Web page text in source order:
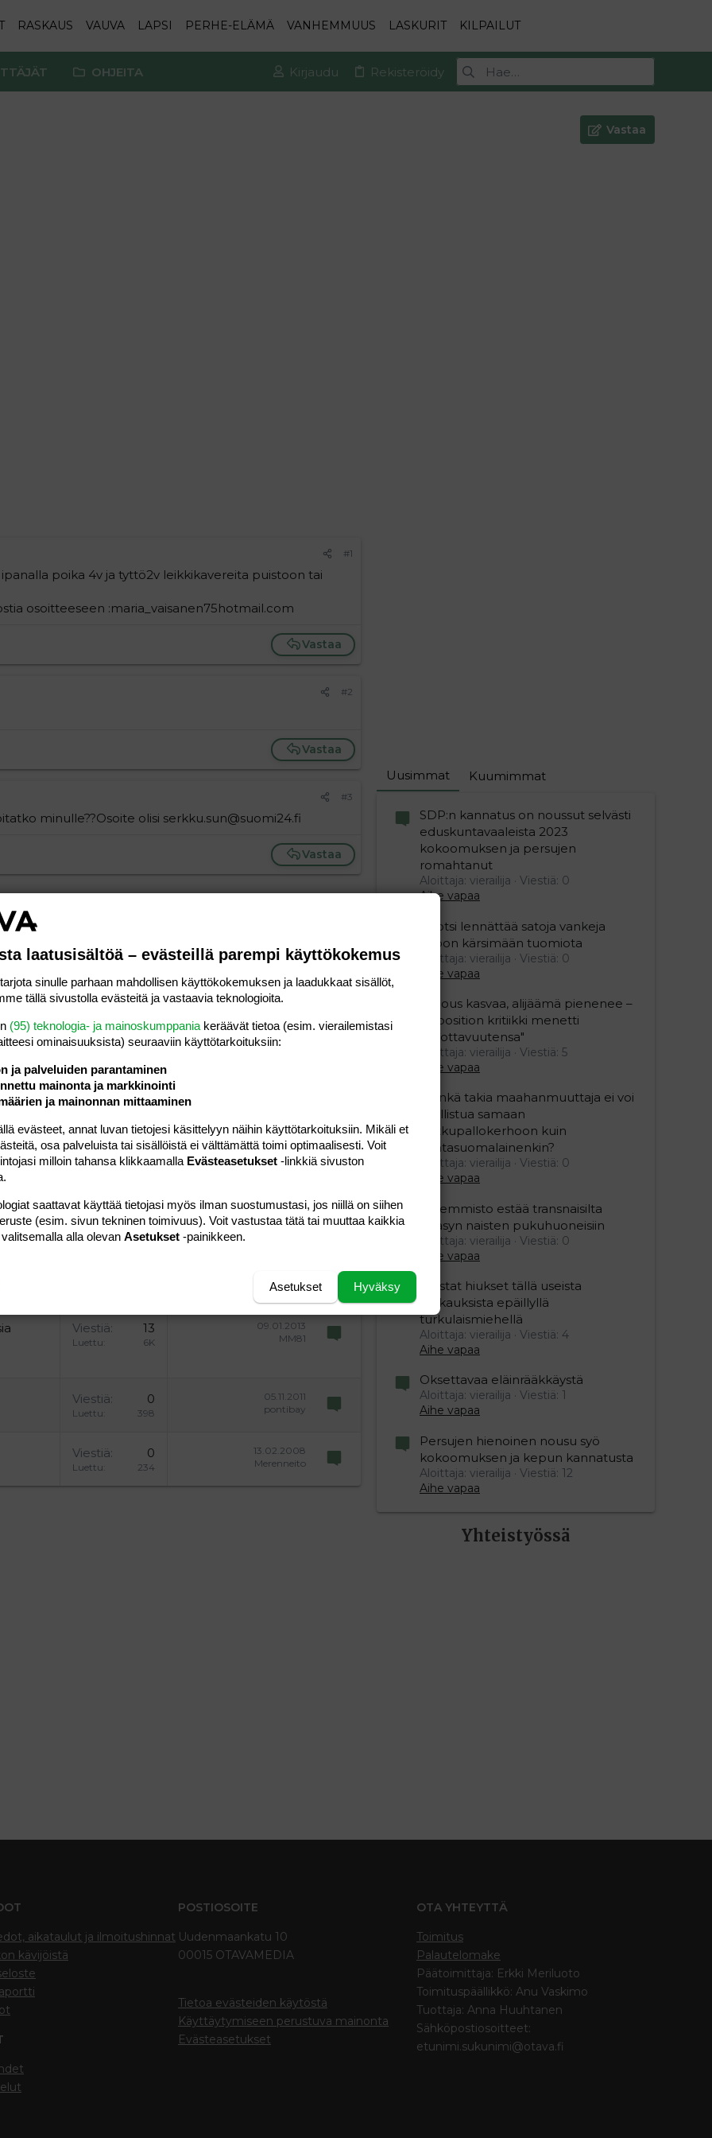
RASKAUS VAUVA LAPSI PERHE-ELÄMÄ VANHEMMUUS LASKURIT KILPAILUT
OHJEITA Kirjaudu Rekisteröidy
Vastaa
#1
poika 4v ja tyttö2v leikkikavereita puistoon tai
osoitteeseen :maria_vaisanen75hotmail.com
Vastaa
#2
Vastaa
#3
minulle??Osoite olisi serkku.sun@suomi24.fi
Vastaa
lista
sisennystä
sisennystä
oikealle
text
1
2
koodispoiler
line
Luettu 881
Viestiä 13
Luettu 6K
09.01.2013
MM81
Viestiä 0
Luettu 398
05.11.2011
pontibay
Viestiä 0
Luettu 234
13.02.2008
Merenneito
Uusimmat Kuumimmat
SDP:n kannatus on noussut selvästi
eduskuntavaaleista 2023
kokoomuksen ja persujen
romahtanut
Aloittaja: vierailija
Viestiä: 0
Aihe vapaa
Ruotsi lennättää satoja vankeja
Viroon kärsimään tuomiota
Aloittaja: vierailija
Viestiä: 0
Aihe vapaa
"Talous kasvaa, alijäämä pienenee –
opposition kritiikki menetti
uskottavuutensa"
Aloittaja: vierailija
Viestiä: 5
Aihe vapaa
”Minkä takia maahanmuuttaja ei voi
osallistua samaan
potkupallokerhoon kuin
kantasuomalainenkin?
Aloittaja: vierailija
Viestiä: 0
Aihe vapaa
Vasemmisto estää transnaisilta
pääsyn naisten pukuhuoneisiin
Aloittaja: vierailija
Viestiä: 0
Aihe vapaa
Mustat hiukset tällä useista
raiskauksista epäillyllä
turkulaismiehellä
Aloittaja: vierailija
Viestiä: 4
Aihe vapaa
Oksettavaa eläinrääkkäystä
Aloittaja: vierailija
Viestiä: 1
Aihe vapaa
Persujen hienoinen nousu syö
kokoomuksen ja kepun kannatusta
Aloittaja: vierailija
Viestiä: 12
Aihe vapaa
Yhteistyössä
aikataulut ja ilmoitushinnat
kävijöistä
POSTIOSOITE
Uudenmaankatu 10
00015 OTAVAMEDIA
Tietoa evästeiden käytöstä
Käyttäytymiseen perustuva mainonta
Evästeasetukset
OTA YHTEYTTÄ
Toimitus
Palautelomake
Päätoimittaja: Erkki Meriluoto
Toimituspäällikkö: Anu Vaskimo
Tuottaja: Anna Huuhtanen
Sähköpostiosoitteet:
etunimi.sukunimi@otava.fi
laatusisältöä – evästeillä parempi käyttökokemus
sinulle parhaan mahdollisen käyttökokemuksen ja laadukkaat sisällöt,
tällä sivustolla evästeitä ja vastaavia teknologioita.
(95) teknologia- ja mainoskumppania keräävät tietoa (esim. vierailemis­tasi
ominaisuuk­sista) seuraaviin käyttötarkoituksiin:
ja palveluiden parantaminen
mainonta ja markkinointi
ja mainonnan mittaaminen
evästeet, annat luvan tietojesi käsittelyyn näihin käyttötarkoituksiin. Mikäli et
osa palveluista tai sisällöistä ei välttämättä toimi optimaalisesti. Voit
milloin tahansa klikkaamalla Evästeasetukset -linkkiä sivuston
saattavat käyttää tietojasi myös ilman suostumustasi, jos niillä on siihen
(esim. sivun tekninen toimivuus). Voit vastustaa tätä tai muuttaa kaikkia
alla olevan Asetukset -painikkeen.
Hyväksy
Asetukset